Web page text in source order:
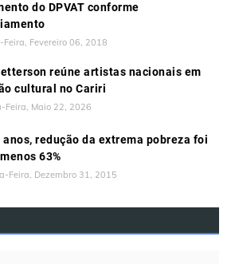
do DPVAT conforme
Feira, Fevereiro 06, 2018
reúne artistas nacionais em
cultural no Cariri
Feira, Maio 22, 2026
anos, redução da extrema pobreza foi
63%
Feira, Dezembro 31, 2015